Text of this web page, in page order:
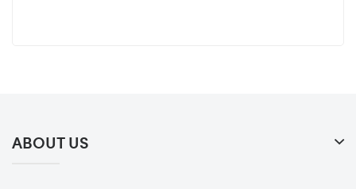
ABOUT US